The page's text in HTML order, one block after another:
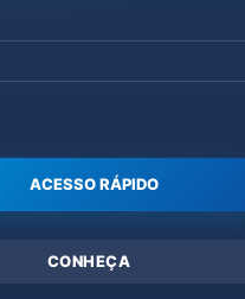
ACESSO RÁPIDO
CONHEÇA